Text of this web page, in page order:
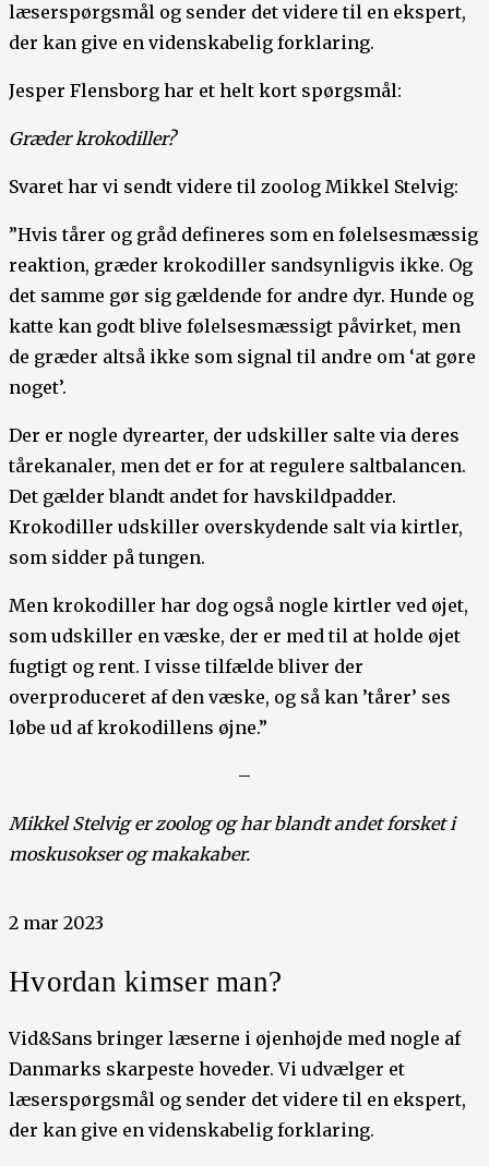
læserspørgsmål og sender det videre til en ekspert,
der kan give en videnskabelig forklaring.
Jesper Flensborg har et helt kort spørgsmål:
Græder krokodiller?
Svaret har vi sendt videre til zoolog Mikkel Stelvig:
”Hvis tårer og gråd defineres som en følelsesmæssig
reaktion, græder krokodiller sandsynligvis ikke. Og
det samme gør sig gældende for andre dyr. Hunde og
katte kan godt blive følelsesmæssigt påvirket, men
de græder altså ikke som signal til andre om ‘at gøre
noget’.
Der er nogle dyrearter, der udskiller salte via deres
tårekanaler, men det er for at regulere saltbalancen.
Det gælder blandt andet for havskildpadder.
Krokodiller udskiller overskydende salt via kirtler,
som sidder på tungen.
Men krokodiller har dog også nogle kirtler ved øjet,
som udskiller en væske, der er med til at holde øjet
fugtigt og rent. I visse tilfælde bliver der
overproduceret af den væske, og så kan ’tårer’ ses
løbe ud af krokodillens øjne.”
–
Mikkel Stelvig er zoolog og har blandt andet forsket i
moskusokser og makakaber.
2 mar 2023
Hvordan kimser man?
Vid&Sans bringer læserne i øjenhøjde med nogle af
Danmarks skarpeste hoveder. Vi udvælger et
læserspørgsmål og sender det videre til en ekspert,
der kan give en videnskabelig forklaring.